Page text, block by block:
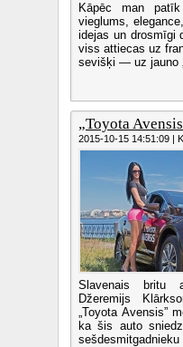
Kāpēc man
vieglums,
idejas un drosmīgi
viss attiecas uz
sevišķi — uz jauno
„Toyota
2015-10-15 14:51:09 |
Slavenais britu
Džeremijs
„Toyota Avensis”
ka šis auto
sešdesmitgadnieku